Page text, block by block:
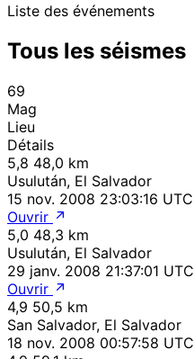
Liste des événements
Tous les séismes
69
Mag
Lieu
Détails
5,8 48,0 km
Usulután, El Salvador
15 nov. 2008 23:03:16 UTC
Ouvrir
5,0 48,3 km
Usulután, El Salvador
29 janv. 2008 21:37:01 UTC
Ouvrir
4,9 50,5 km
San Salvador, El Salvador
18 nov. 2008 00:57:58 UTC